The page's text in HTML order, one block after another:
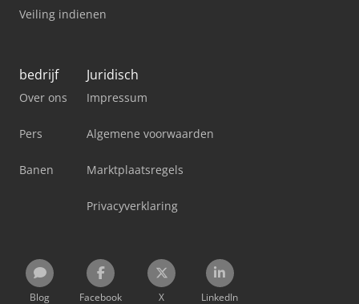
Veiling indienen
bedrijf
Over ons
Pers
Banen
Juridisch
Impressum
Algemene voorwaarden
Marktplaatsregels
Privacyverklaring
Blog Facebook X LinkedIn